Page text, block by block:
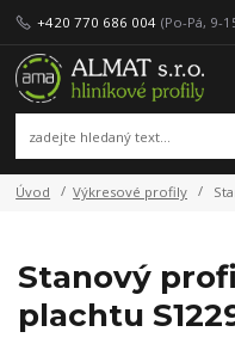
+420 770 686 004 (Po-Pá, 9-
Úvod Výkresové profily
Stanový
plachtu